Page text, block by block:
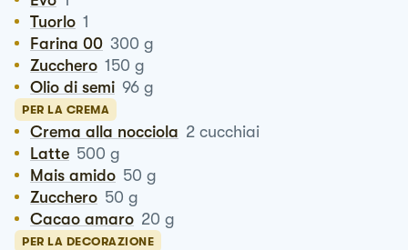
Tuorlo 1
Farina 00 300 g
Zucchero 150 g
Olio di semi 96 g
PER LA CREMA
Crema alla nocciola 2 cucchiai
Latte 500 g
Mais amido 50 g
Zucchero 50 g
Cacao amaro 20 g
PER LA DECORAZIONE